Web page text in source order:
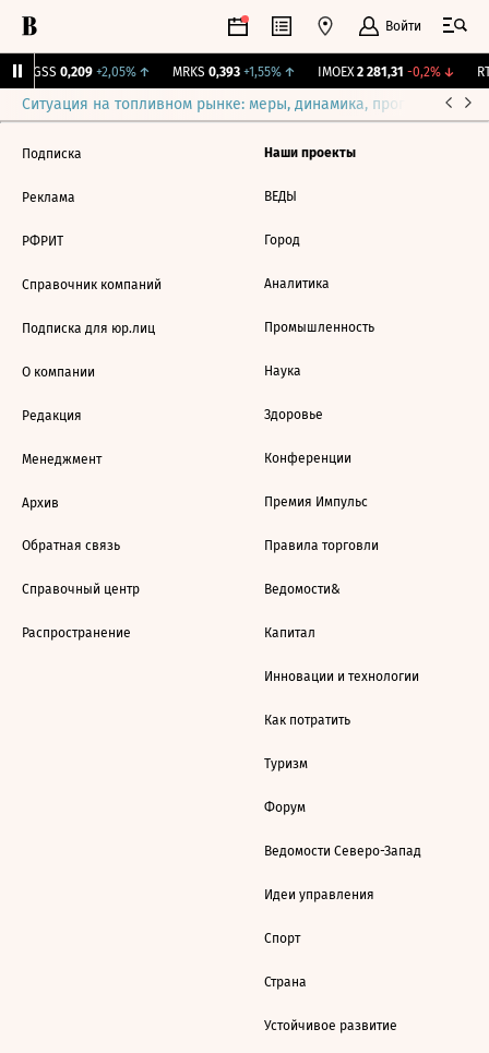
Войти
RGSS 0,209 +2,05%↑ MRKS 0,393 +1,55%↑ IMOEX 2 281,31 -0,2%↓
Ситуация на топливном рынке: меры, динамика, прогнозы
Подписка
Реклама
РФРИТ
Справочник компаний
Подписка для юр.лиц
О компании
Редакция
Менеджмент
Архив
Обратная связь
Справочный центр
Распространение
Наши проекты
ВЕДЫ
Город
Аналитика
Промышленность
Наука
Здоровье
Конференции
Премия Импульс
Правила торговли
Ведомости&
Капитал
Инновации и технологии
Как потратить
Туризм
Форум
Ведомости Северо-Запад
Идеи управления
Спорт
Страна
Устойчивое развитие